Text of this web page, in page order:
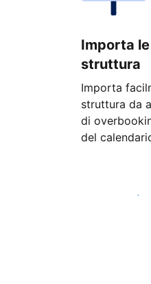
Importa
struttura
Importa
struttura da
di
del
Inizia oggi